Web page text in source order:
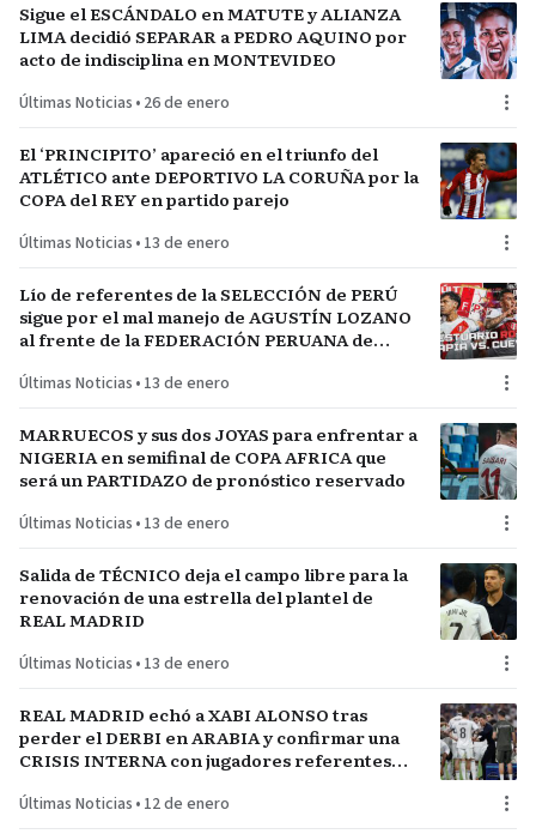
Sigue el ESCÁNDALO en MATUTE y ALIANZA
LIMA decidió SEPARAR a PEDRO AQUINO por
acto de indisciplina en MONTEVIDEO
Últimas Noticias • 26 de enero
El ‘PRINCIPITO’ apareció en el triunfo del
ATLÉTICO ante DEPORTIVO LA CORUÑA por la
COPA del REY en partido parejo
Últimas Noticias • 13 de enero
Lío de referentes de la SELECCIÓN de PERÚ
sigue por el mal manejo de AGUSTÍN LOZANO
al frente de la FEDERACIÓN PERUANA de
Últimas Noticias • 13 de enero
MARRUECOS y sus dos JOYAS para enfrentar a
NIGERIA en semifinal de COPA AFRICA que
será un PARTIDAZO de pronóstico reservado
Últimas Noticias • 13 de enero
Salida de TÉCNICO deja el campo libre para la
renovación de una estrella del plantel de
REAL MADRID
Últimas Noticias • 13 de enero
REAL MADRID echó a XABI ALONSO tras
perder el DERBI en ARABIA y confirmar una
CRISIS INTERNA con jugadores referentes
Últimas Noticias • 12 de enero